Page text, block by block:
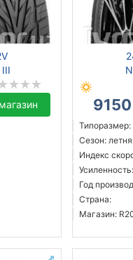
Сезон:
Индекс
Усиленность:
Год
Страна:
Магазин: